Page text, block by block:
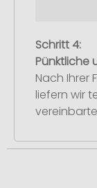
Schritt 4:
Pünktliche
Nach Ihrer
liefern wir